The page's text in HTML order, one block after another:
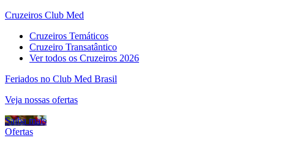
Cruzeiros Club Med
Cruzeiros Temáticos
Cruzeiro Transatântico
Ver todos os Cruzeiros 2026
Feriados no Club Med Brasil
Veja nossas ofertas
Saiba mais
Ofertas